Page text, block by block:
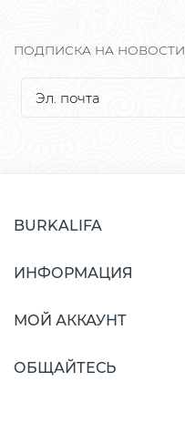
ПОДПИСКА НА НОВОСТИ
BURKALIFA
ИНФОРМАЦИЯ
МОЙ АККАУНТ
ОБЩАЙТЕСЬ